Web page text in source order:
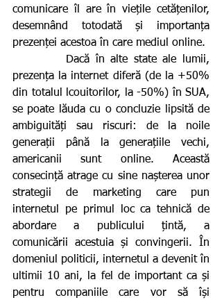
comunicare îl are în viețile cetățenilor,
desemnând totodată și importanța
prezenței acestoa în care mediul online.
prezența la internet diferă (de la +50%
din totalul lcouitorilor, la -50%) în SUA,
se poate lăuda cu o concluzie lipsită de
ambiguități sau riscuri: de la noile
generații până la generațiile vechi,
americanii sunt online. Această
consecință atrage cu sine nașterea unor
strategii de marketing care pun
internetul pe primul loc ca tehnică de
abordare a publicului țintă, a
comunicării acestuia și convingerii. În
domeniul politicii, internetul a devenit în
ultimii 10 ani, la fel de important ca și
pentru companiile care vor să își